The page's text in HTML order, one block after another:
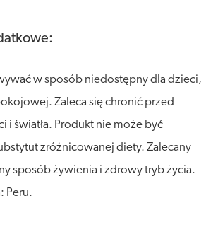
w sposób niedostępny dla dzieci,
Zaleca się chronić przed
i światła. Produkt nie może być
zróżnicowanej diety. Zalecany
sposób żywienia i zdrowy tryb życia.
Peru.